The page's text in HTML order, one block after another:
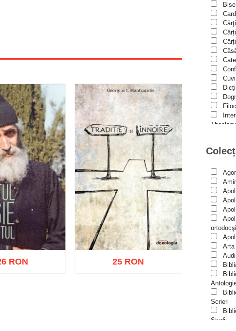
RON 25 RON
Amy
Ana
Ana-
Anca
Anca
Andrei
Araz
Arhid.
Arhid.
Arhid.
Arhid.
Sorin
Arhim.
Arhim.
Arta
Scrieri
Studii